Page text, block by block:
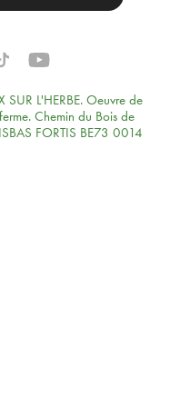
L'HERBE. Oeuvre de
Chemin du Bois de
FORTIS BE73 0014